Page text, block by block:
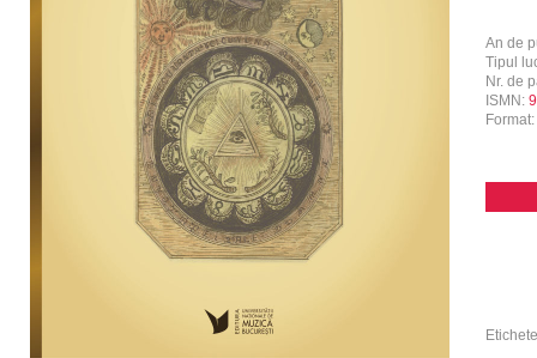
An de
Tipul
Nr. de
ISMN:
Format: